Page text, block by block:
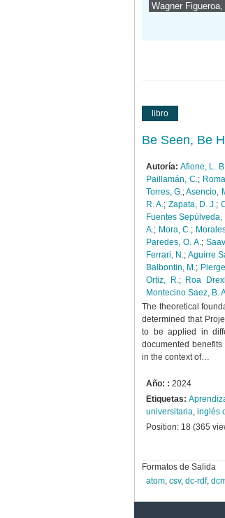
libro
Be Seen, Be
Autoría: Afione, L.
Paillamán, C.;
Torres, G.;Asencio,
R. A.; Zapata, D. J.;
Fuentes Sepúlveda,
A.; Mora, C.;
Paredes, O. A.;
Ferrari, N.; Aguirre
Balbontin, M.;
Ortiz, R.; Roa
Montecino Saez, B.
The theoretical
determined that
to be applied in
documented
in the context of…
Año: : 2024
Etiquetas:
universitaria, inglés
Position: 18 (365
Formatos de Salida
atom, csv, dc-rdf,